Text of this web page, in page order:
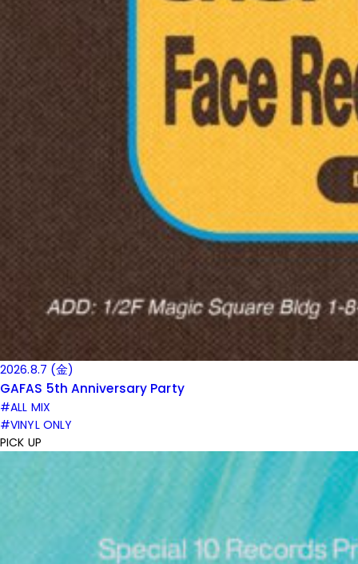
2026.8.7 (金)
GAFAS 5th Anniversary Party
#ALL MIX
#VINYL ONLY
PICK UP